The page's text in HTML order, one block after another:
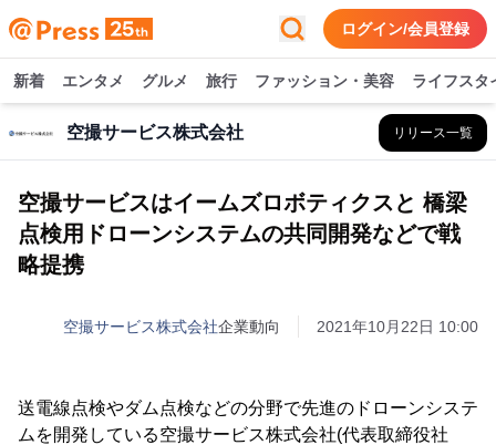
ログイン/会員登録
新着 エンタメ グルメ 旅行 ファッション・美容 ライフスタ
空撮サービス株式会社 リリース一覧
空撮サービスはイームズロボティクスと 橋梁
点検用ドローンシステムの共同開発などで戦
略提携
空撮サービス株式会社企業動向 2021年10月22日 10:00
送電線点検やダム点検などの分野で先進のドローンシステ
ムを開発している空撮サービス株式会社(代表取締役社